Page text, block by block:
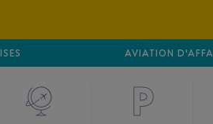
AVIATION
AÉROPORT CANNES MANDELIEU